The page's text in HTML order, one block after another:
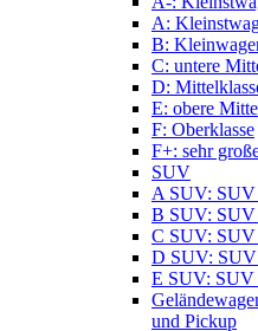
A:
B:
C: untere
D:
E: obere
F: Oberklasse
F+: sehr
SUV
A SUV: SUV
B SUV: SUV
C SUV: SUV
D SUV: SUV
E SUV: SUV
und Pickup